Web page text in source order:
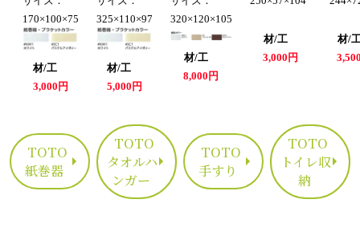
170×100×75
材/工
3,000円
325×110×97
材/工
5,000円
320×120×105
材/工
8,000円
材/工
3,000円
材/
TOTO
紙巻器
TOTO
タオルハ
ンガー
TOTO
手すり
TOTO
トイレ収
納